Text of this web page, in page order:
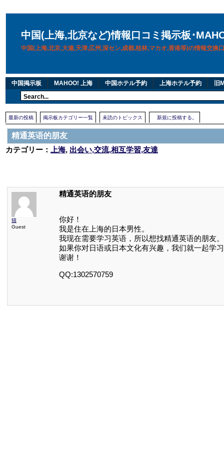
中国(上海,北京など)情報口コミ掲示板･
中国(上海,北京,大連,天津,広州,深セン,成都,桂林,マカオ,香港等)の情報交換
中国掲示板 MAHOO! 上海 中国ホテル予約 上海ホテル予約 旧
最新の投稿 掲示板カテゴリー一覧 未読のトピックス 新規に投稿する。
精通英语的朋友
カテゴリー：
上海, 出会い,交流,相互学習,友達
猫
Guest
精通英语的朋友
你好！
我是住在上海的日本男性。
我现在需要学习英语，所以想找精通英语的朋友。
如果你对日语或日本文化有兴趣，我们就一起学
谢谢！
QQ:1302570759